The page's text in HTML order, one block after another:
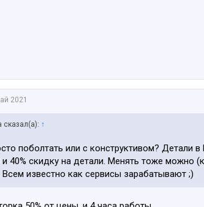
2021
сказал(а): ↑
поболтать или с конструктивом? Детали
и 40% скидку на детали. Менять тоже можно
Всем известно как сервисы зарабатывают ;)